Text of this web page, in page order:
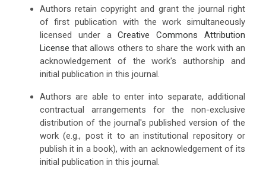
Authors retain copyright and grant the journal right
of first publication with the work simultaneously
licensed under aCreative Commons Attribution
License that allows others to share the work with an
acknowledgement of the work's authorship and
initial publication in this journal.
Authors are able to enter into separate, additional
contractual arrangements for the non-exclusive
distribution of the journal's published version of the
work (e.g., post it to an institutional repository or
publish it in a book), with an acknowledgement of its
initial publication in this journal.